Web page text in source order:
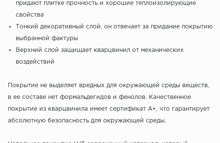
придают плитке прочность и хорошие теплоизолирующие
свойства
Тонкий декоративный слой, он отвечает за придание покрытию
выбранной фактуры
Верхний слой защищает кварцвинил от механических
воздействий
Покрытие не выделяет вредных для окружающей среды веществ,
в ее составе нет формальдегидов и фенолов. Качественное
покрытие из кварцвинила имеет сертификат А+, что гарантирует
абсолютную безопасность для окружающей среды.